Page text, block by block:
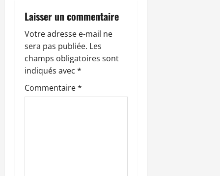
t
i
o
n
d
Laisser un commentaire
Votre adresse e-mail ne
sera pas publiée. Les
champs obligatoires sont
indiqués avec *
Commentaire*